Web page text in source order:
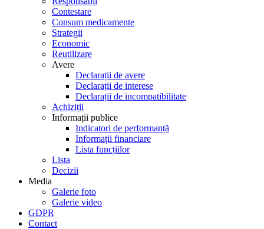
Contestare
Consum medicamente
Strategii
Economic
Reutilizare
Avere
Declarații de avere
Declarații de interese
Declarații de incompatibilitate
Achiziții
Informații publice
Indicatori de performanță
Informații financiare
Lista funcțiilor
Lista
Decizii
Media
Galerie foto
Galerie video
GDPR
Contact